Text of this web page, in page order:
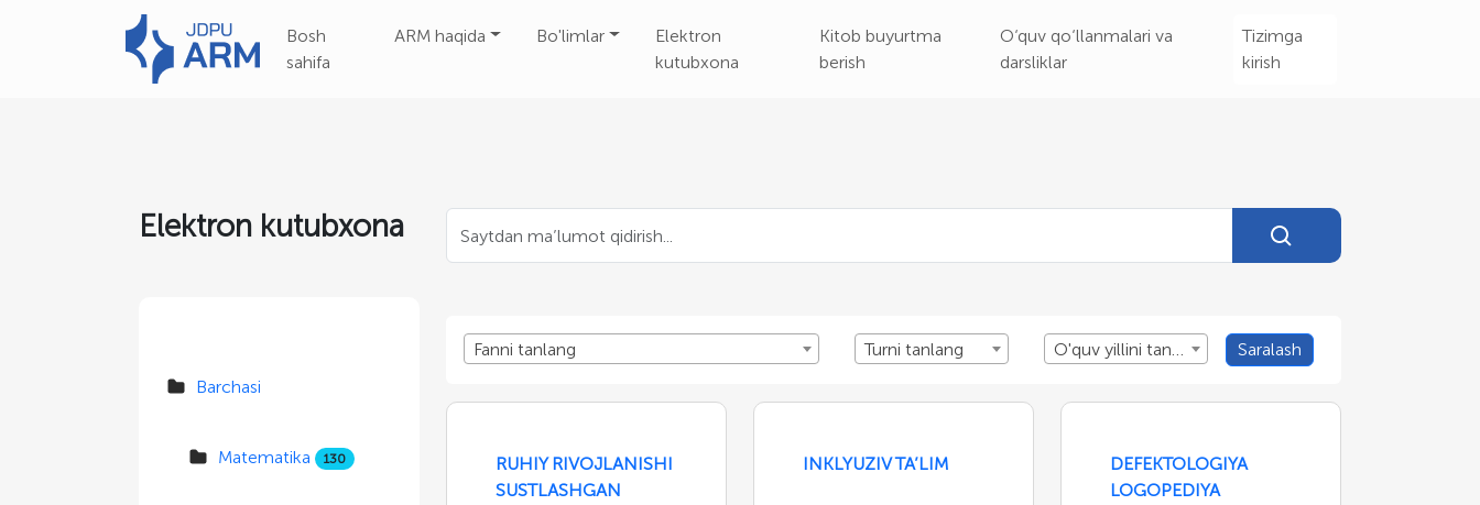
Bosh
sahifa
ARM haqida Bo'limlar
Elektron
kutubxona
Kitob buyurtma
berish
O‘quv qo‘llanmalari va
darsliklar
Tizimga
kirish
Elektron kutubxona
Barchasi
Matematika 130
Fanni tanlang Turni tanlang O'quv yillini tanlang Saralash
RUHIY RIVOJLANISHI
SUSTLASHGAN
INKLYUZIV TA’LIM
DEFEKTOLOGIYA
LOGOPEDIYA